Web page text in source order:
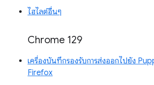
ไฮไลต์อื่นๆ
Chrome 129
เครื่องบันทึกรองรับการส่งออกไปยัง
Firefox